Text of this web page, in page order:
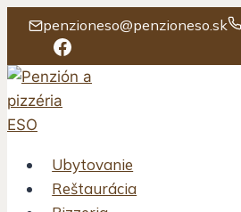
penzioneso@penzioneso.sk
Facebook
Skip
to
content
Ubytovanie
Reštaurácia